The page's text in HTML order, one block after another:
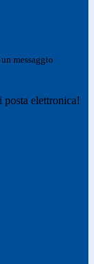
messaggio
elettronica!